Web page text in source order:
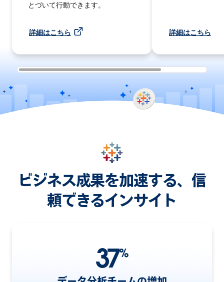
とづいて行動できます。
詳細はこちら 詳細はこちら
ビジネス成果を加速する、信
頼できるインサイト
37%